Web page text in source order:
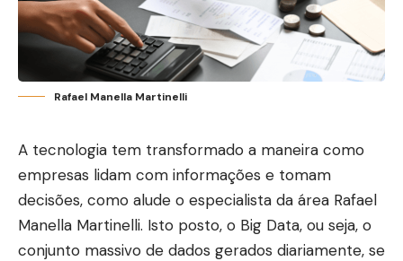
Rafael Manella Martinelli
A tecnologia tem transformado a maneira como
empresas lidam com informações e tomam
decisões, como alude o especialista da área Rafael
Manella Martinelli. Isto posto, o Big Data, ou seja, o
conjunto massivo de dados gerados diariamente, se